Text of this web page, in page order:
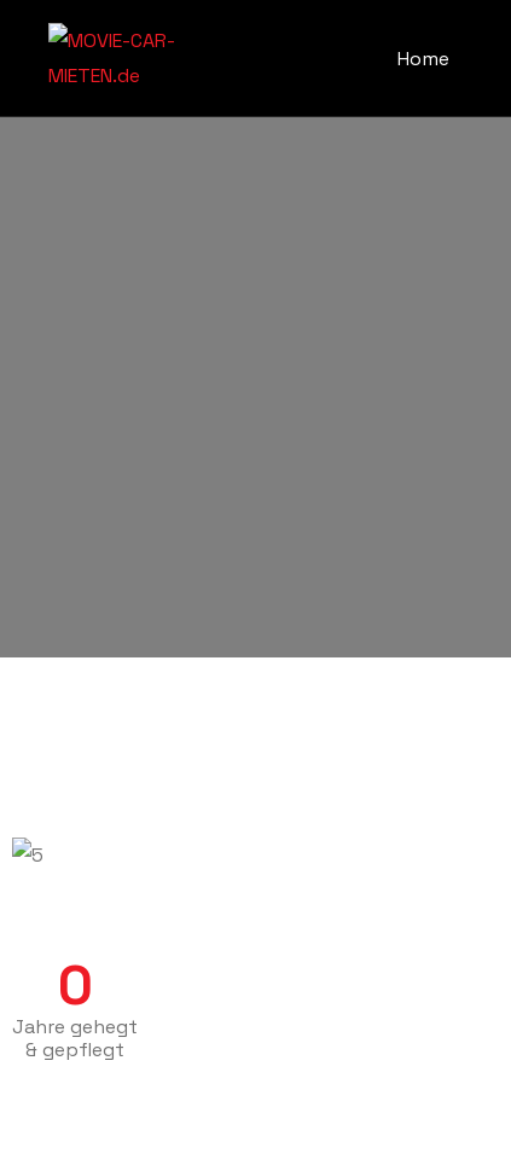
Home
0
Jahre gehegt
& gepflegt